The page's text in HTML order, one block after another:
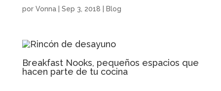
por Vonna| Sep 3, 2018 Blog
Breakfast Nooks, pequeños espacios que
hacen parte de tu cocina